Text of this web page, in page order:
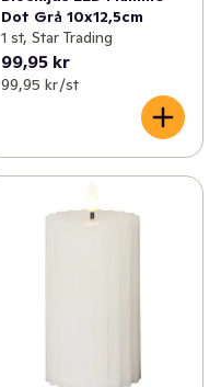
Dot Grå 10x12,5cm
1 st, Star Trading
99,95 kr
99,95 kr /st